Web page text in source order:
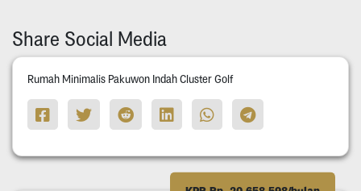
Share Social Media
Rumah Minimalis Pakuwon Indah Cluster Golf